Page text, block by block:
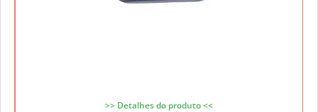
>> Detalhes do produto <<